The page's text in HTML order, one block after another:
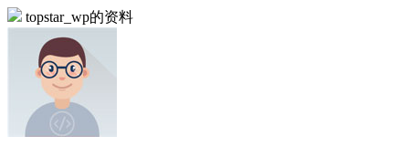
topstar_wp的资料